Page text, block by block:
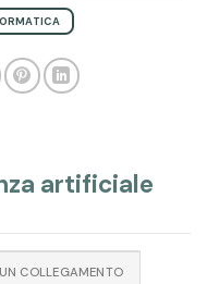
artificiale
COLLEGAMENTO